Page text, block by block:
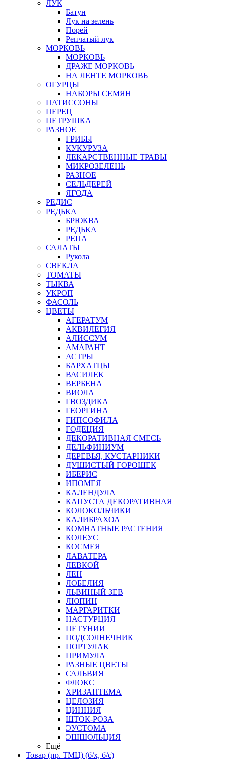
ЛУК
Батун
Лук на зелень
Порей
Репчатый лук
МОРКОВЬ
МОРКОВЬ
ДРАЖЕ МОРКОВЬ
НА ЛЕНТЕ МОРКОВЬ
ОГУРЦЫ
НАБОРЫ СЕМЯН
ПАТИССОНЫ
ПЕРЕЦ
ПЕТРУШКА
РАЗНОЕ
ГРИБЫ
КУКУРУЗА
ЛЕКАРСТВЕННЫЕ ТРАВЫ
МИКРОЗЕЛЕНЬ
РАЗНОЕ
СЕЛЬДЕРЕЙ
ЯГОДА
РЕДИС
РЕДЬКА
БРЮКВА
РЕДЬКА
РЕПА
САЛАТЫ
Рукола
СВЕКЛА
ТОМАТЫ
ТЫКВА
УКРОП
ФАСОЛЬ
ЦВЕТЫ
АГЕРАТУМ
АКВИЛЕГИЯ
АЛИССУМ
АМАРАНТ
АСТРЫ
БАРХАТЦЫ
ВАСИЛЕК
ВЕРБЕНА
ВИОЛА
ГВОЗДИКА
ГЕОРГИНА
ГИПСОФИЛА
ГОДЕЦИЯ
ДЕКОРАТИВНАЯ СМЕСЬ
ДЕЛЬФИНИУМ
ДЕРЕВЬЯ, КУСТАРНИКИ
ДУШИСТЫЙ ГОРОШЕК
ИБЕРИС
ИПОМЕЯ
КАЛЕНДУЛА
КАПУСТА ДЕКОРАТИВНАЯ
КОЛОКОЛЬЧИКИ
КАЛИБРАХОА
КОМНАТНЫЕ РАСТЕНИЯ
КОЛЕУС
КОСМЕЯ
ЛАВАТЕРА
ЛЕВКОЙ
ЛЕН
ЛОБЕЛИЯ
ЛЬВИНЫЙ ЗЕВ
ЛЮПИН
МАРГАРИТКИ
НАСТУРЦИЯ
ПЕТУНИИ
ПОДСОЛНЕЧНИК
ПОРТУЛАК
ПРИМУЛА
РАЗНЫЕ ЦВЕТЫ
САЛЬВИЯ
ФЛОКС
ХРИЗАНТЕМА
ЦЕЛОЗИЯ
ЦИННИЯ
ШТОК-РОЗА
ЭУСТОМА
ЭШШОЛЬЦИЯ
Ещё
Товар (пр. ТМЦ) (б/х, б/с)